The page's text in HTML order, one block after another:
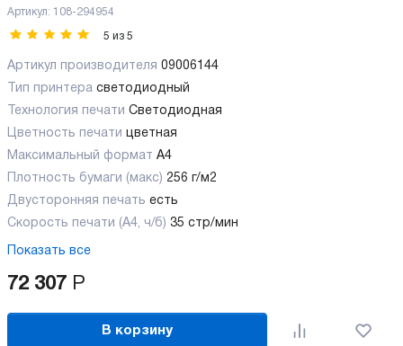
Артикул: 108-294954
5 из 5
Артикул производителя 09006144
Тип принтера светодиодный
Технология печати Светодиодная
Цветность печати
цветная
Максимальный формат А4
Плотность бумаги (макс) 256 г/м2
Двусторонняя печать есть
Скорость печати (А4, ч/б) 35 стр/мин
Показать все
72 307 Р
В корзину